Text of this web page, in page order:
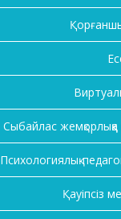
Сыбайлас
Психологиялық-
Қауіпсіз